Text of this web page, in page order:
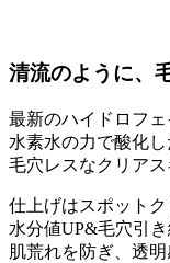
清流のように、
最新のハイドロフ
水素水の力で酸化
毛穴レスなクリアス
仕上げはスポット
水分値UP&毛穴引
肌荒れを防ぎ、透